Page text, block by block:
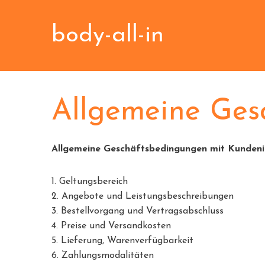
body-all-in
Allgemeine
Allgemeine Geschäftsbedingungen mit
1. Geltungsbereich
2. Angebote und Leistungsbeschreibungen
3. Bestellvorgang und Vertragsabschluss
4. Preise und Versandkosten
5. Lieferung, Warenverfügbarkeit
6. Zahlungsmodalitäten